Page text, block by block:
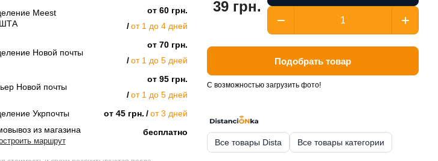
Meest
от 60 грн.
от 1 до 4 дней
Новой почты
от 70 грн.
от 1 до 5 дней
Новой почты
от 95 грн.
от 1 до 5 дней
Укрпочты
от 45 грн.
от 3 дней
из магазина
маршрут
бесплатно
39 грн.
Подобрать товар
С возможностью загрузить фото!
Все товары Dista Все товары категории